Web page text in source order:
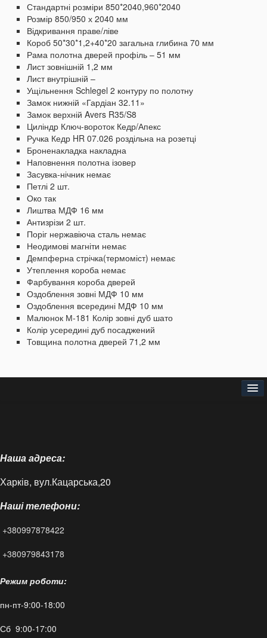
Стандартні розміри 850*2040,960*2040
Розмір 850/950 х 2040 мм
Відкривання праве/ліве
Короб 50*30*1,2+40*20 загальна глибина 70 мм
Рама полотна дверей профіль – 51 мм
Лист зовнішній 1,2 мм
Лист внутрішній –
Ущільнення Schlegel 2 контуру по полотну
Замок нижній «Гардіан 32.11»
Замок верхній Avers R35/S8
Циліндр Ключ-вороток Кедр/Апекс
Ручка Кедр HR 07.026 роздільна на розетці
Броненакладка накладна
Наповнення полотна ізовер
Засувка-нічник немає
Петлі 2 шт.
Око так
Лиштва МДФ 16 мм
Антизрізи 2 шт.
Поріг нержавіюча сталь немає
Неодимові магніти немає
Демпферна стрічка(термоміст) немає
Утеплення короба немає
Фарбування короба дверей
Оздоблення зовні МДФ 10 мм
Оздоблення всередині МДФ 10 мм
Малюнок М-181 Колір зовні дуб шато
Колір усередині дуб посаджений
Товщина полотна дверей 71,2 мм
Доставка і оплата
Контакти
Статті
FAQ
Наша адреса:
Харків, вул.Кацарська,20
Наші телефони:
+380997878422
+380979843178
Режим роботи:
пн-пт-9:00-18:00
Сб 9:00-17:00